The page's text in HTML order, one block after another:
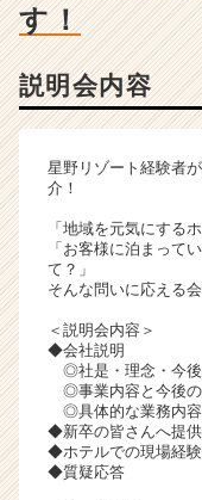
す！
説明会内容
星野リゾート経験者
介！
「地域を元気にする
「お客様に泊まって
て？」
そんな問いに応える
＜説明会内容＞
◆会社説明
◎社是・理念・今後
◎事業内容と今後の
◎具体的な業務内容
◆新卒の皆さんへ提
◆ホテルでの現場経
◆質疑応答